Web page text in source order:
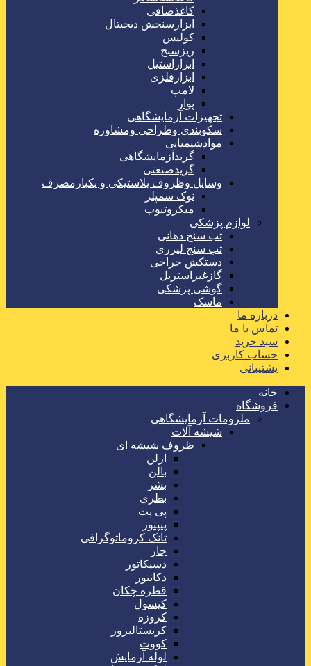
کاغذصافی
ابزارسنجش دیجیتال
کولیس
ریزسنج
ابزاراستیل
ابزارفلزی
لامپ
پوار
تجهیزات آزمایشگاهی
سکوبندی وطراحی ومشاوره
موادشیمیایی
گریدآزمایشگاهی
گریدصنعتی
وسایل وظروف پلاستیکی و یکبارمصرف
نوک سمپلر
میکروتیوب
لوازم پزشکی
تب سنج دهانی
تب سنج لیزری
دستکش جراحی
گازغیراستریل
گوشی پزشکی
ماسک
درباره ما
تماس با ما
سبد خرید
حساب کاربری
پشتیبانی
خانه
فروشگاه
ملزومات آزمایشگاهی
شیشه آلات
ظروف شیشه ای
ارلن
بالن
بشر
بطری
پی پت
پیپتور
تانک کروماتوگرافی
جار
دسیکاتور
دکانتور
قطره چکان
کپسول
کروزه
کریستالیزور
کووت
لوله آزمایش